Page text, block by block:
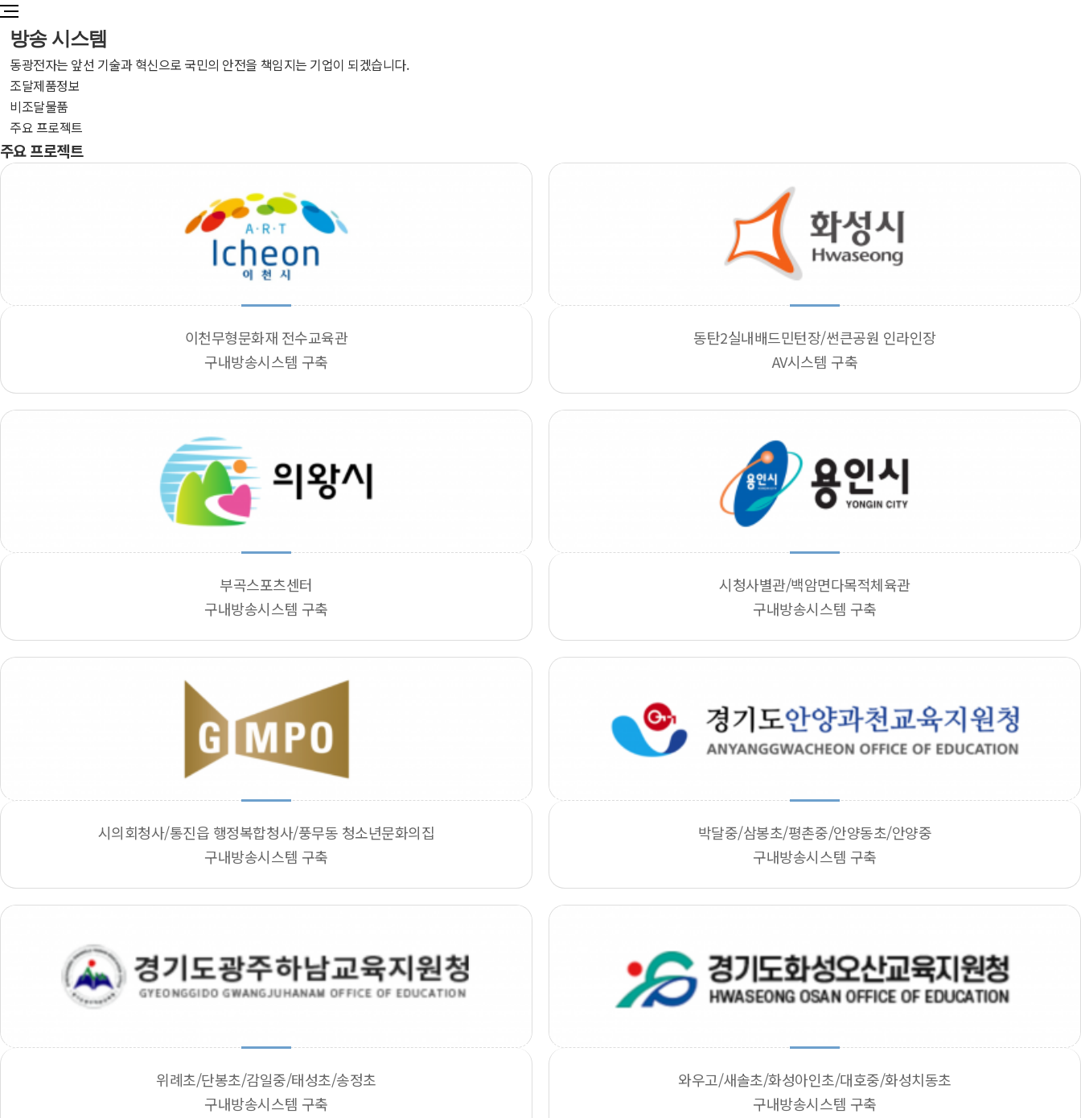
방송 시스템
동광전자는 앞선 기술과 혁신으로 국민의 안전을 책임지는 기업이 되겠습니다.
조달제품정보
비조달물품
주요 프로젝트
주요 프로젝트
이천무형문화재 전수교육관
구내방송시스템 구축
동탄2실내배드민턴장/썬큰공원 인라인장
AV시스템 구축
부곡스포츠센터
구내방송시스템 구축
시청사별관/백암면다목적체육관
구내방송시스템 구축
시의회청사/통진읍 행정복합청사/풍무동 청소년문화의집
구내방송시스템 구축
박달중/삼봉초/평촌중/안양동초/안양중
구내방송시스템 구축
위례초/단봉초/감일중/태성초/송정초
구내방송시스템 구축
와우고/새솔초/화성아인초/대호중/화성치동초
구내방송시스템 구축